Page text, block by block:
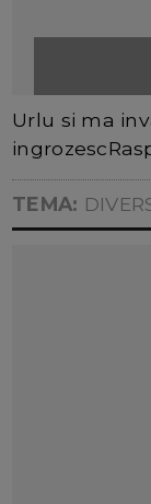
Urlu si ma
TEMA: